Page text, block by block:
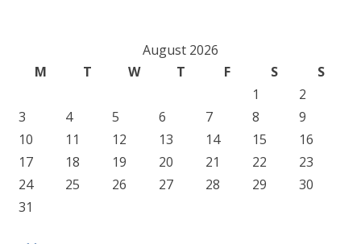
August 2026
M
T W T F S
S
1
2
3
4 5 6 7 8
9
10
11 12 13 14 15
16
17
18 19 20 21 22
23
24
25 26 27 28 29
30
31